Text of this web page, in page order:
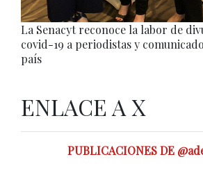
La Senacyt reconoce la labor de
covid-19 a periodistas y
país
ENLACE A X
PUBLICACIONES DE